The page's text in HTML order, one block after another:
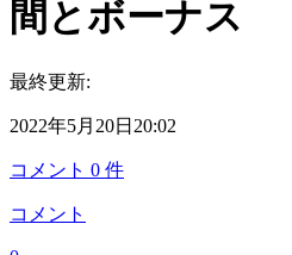
間とボーナス
最終更新:
2022年5月20日20:02
コメント 0 件
コメント